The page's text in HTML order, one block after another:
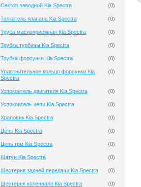
Сектор заводной Kia Spectra (0)
Толкатель клапана Kia Spectra (0)
Труба маслоприемная Kia Spectra (0)
Трубка турбины Kia Spectra (0)
Трубка форсунки Kia Spectra (0)
Уплотнительное кольцо форсунки Kia
Spectra
(0)
Успокоитель двигателя Kia Spectra (0)
Успокоитель цепи Kia Spectra (0)
Храповик Kia Spectra (0)
Цепь Kia Spectra (0)
Цепь грм Kia Spectra (0)
Шатун Kia Spectra (0)
Шестерня задней передачи Kia Spectra (0)
Шестерня коленвала Kia Spectra (0)